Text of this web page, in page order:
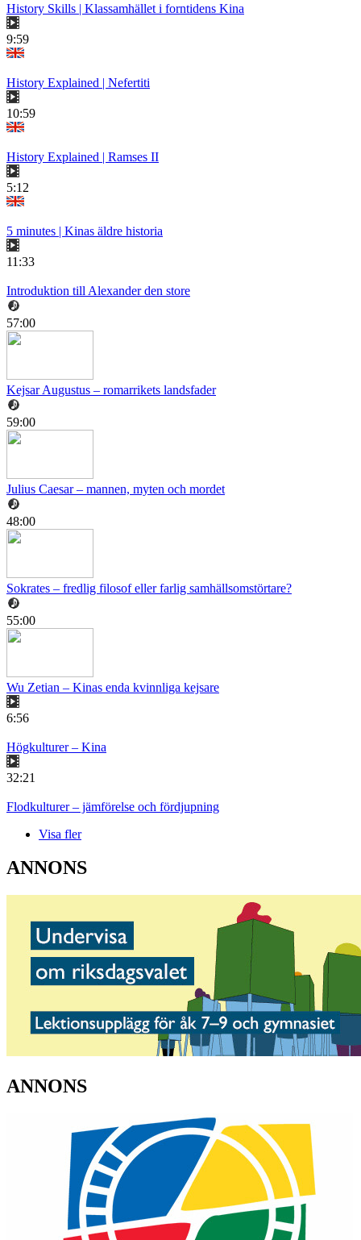
History Skills | Klassamhället i forntidens Kina
9:59
History Explained | Nefertiti
10:59
History Explained | Ramses II
5:12
5 minutes | Kinas äldre historia
11:33
Introduktion till Alexander den store
57:00
Kejsar Augustus – romarrikets landsfader
59:00
Julius Caesar – mannen, myten och mordet
48:00
Sokrates – fredlig filosof eller farlig samhällsomstörtare?
55:00
Wu Zetian – Kinas enda kvinnliga kejsare
6:56
Högkulturer – Kina
32:21
Flodkulturer – jämförelse och fördjupning
Visa fler
ANNONS
ANNONS